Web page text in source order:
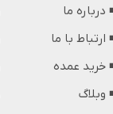
درباره ما
ارتباط با ما
خرید عمده
وبلاگ